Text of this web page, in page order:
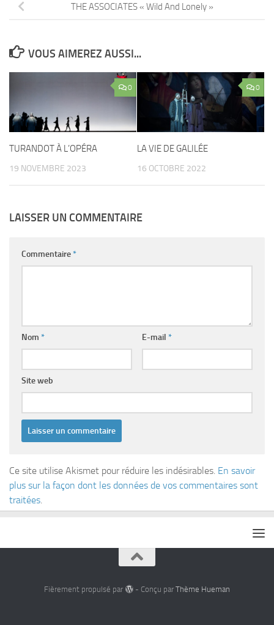
THE ASSOCIATES « Wild And Lonely »
VOUS AIMEREZ AUSSI...
0
TURANDOT À L’OPÉRA
19 NOVEMBRE 2023
0
LA VIE DE GALILÉE
16 OCTOBRE 2022
LAISSER UN COMMENTAIRE
Commentaire*
Nom * E-mail *
Site web
Ce site utilise Akismet pour réduire les indésirables. En savoir
plus sur la façon dont les données de vos commentaires sont
traitées.
Fièrement propulsé par - Conçu par Thème Hueman